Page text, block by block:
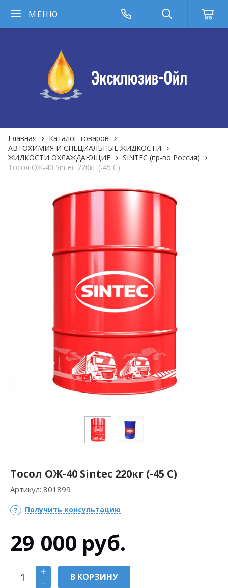
МЕНЮ
Главная
Каталог товаров
АВТОХИМИЯ И СПЕЦИАЛЬНЫЕ ЖИДКОСТИ
ЖИДКОСТИ ОХЛАЖДАЮЩИЕ
SINTEC (пр-во Россия)
Тосол ОЖ-40 Sintec 220кг (-45 С)
Тосол ОЖ-40 Sintec 220кг (-45 С)
Артикул: 801899
Получить консультацию
29 000 руб.
В КОРЗИНУ